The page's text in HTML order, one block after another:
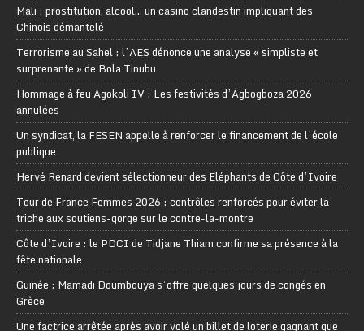
Mali : prostitution, alcool… un casino clandestin impliquant des
Chinois démantelé
Terrorisme au Sahel : l’AES dénonce une analyse « simpliste et
surprenante » de Bola Tinubu
Hommage à feu Agokoli IV : Les festivités d’Agbogboza 2026
annulées
Un syndicat, la FESEN appelle à renforcer le financement de l’école
publique
Hervé Renard devient sélectionneur des Eléphants de Côte d’Ivoire
Tour de France Femmes 2026 : contrôles renforcés pour éviter la
triche aux soutiens-gorge sur le contre-la-montre
Côte d’Ivoire : le PDCI de Tidjane Thiam confirme sa présence à la
fête nationale
Guinée : Mamadi Doumbouya s’offre quelques jours de congés en
Grèce
Une factrice arrêtée après avoir volé un billet de loterie gagnant que